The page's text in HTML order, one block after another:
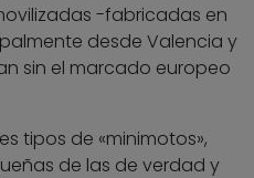
-fabricadas en
desde Valencia y
sin el marcado europeo
tipos de «minimotos»,
de las de verdad y